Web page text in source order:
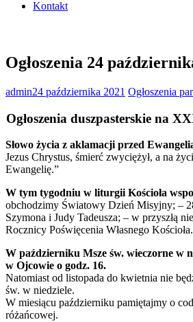
Kontakt
Ogłoszenia 24
admin24 października 2021 Ogłoszenia
Ogłoszenia duszpasterskie na
Słowo życia z aklamacji przed
Jezus Chrystus, śmierć zwyciężył, a na
Ewangelię.”
W tym tygodniu w liturgii Kościoła
obchodzimy Światowy Dzień Misyjny; –
Szymona i Judy Tadeusza; – w przyszłą
Rocznicy Poświęcenia Własnego Kościoła.
W październiku Msze św. wieczorne w
w Ojcowie o godz. 16.
Natomiast od listopada do kwietnia nie
św. w niedziele.
W miesiącu październiku pamiętajmy o
różańcowej.